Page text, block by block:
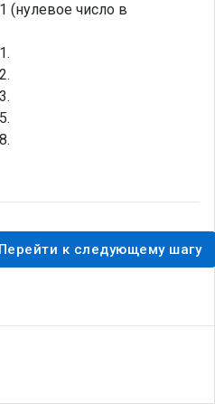
(нулевое число в
Перейти к следующему шагу